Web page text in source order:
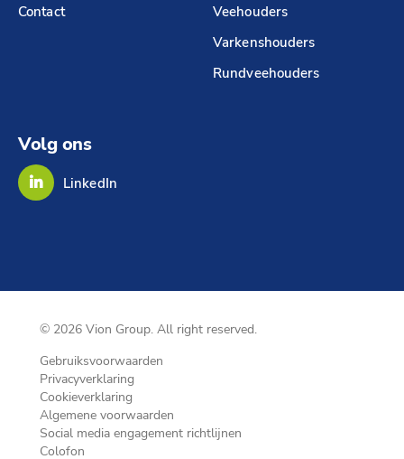
Contact
Veehouders
Varkenshouders
Rundveehouders
Volg ons
LinkedIn
© 2026 Vion Group. All right reserved.
Gebruiksvoorwaarden
Privacyverklaring
Cookieverklaring
Algemene voorwaarden
Social media engagement richtlijnen
Colofon